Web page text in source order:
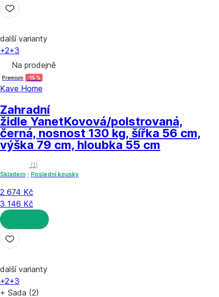
DO KOŠÍKU
další varianty
+2+3
Na prodejně
Premium -15 %
Kave Home
Zahradní
židle YanetKovová/polstrovaná,
černá, nosnost 130 kg, šířka 56 cm,
výška 79 cm, hloubka 55 cm
(1 )
Skladem
Poslední kousky
2 674 Kč
3 146 Kč
DO KOŠÍKU
další varianty
+2+3
+ Sada (2)